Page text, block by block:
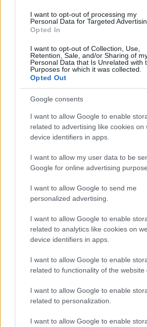
I want to opt-out of processing my
Personal Data for Targeted
Opted In
I want to opt-out of Collection, Use,
Retention, Sale, and/or Sharing of
Personal Data that Is Unrelated with
Purposes for which it was collected.
Opted Out
Google consents
I want to allow Google to enable
related to advertising like cookies on
device identifiers in apps.
I want to allow my user data to be
Google for online advertising
I want to allow Google to send me
personalized advertising.
I want to allow Google to enable
related to analytics like cookies on
device identifiers in apps.
I want to allow Google to enable
related to functionality of the website
I want to allow Google to enable
related to personalization.
I want to allow Google to enable
Szerintem inkább azt fontos látni,
úgy van a tao-val, hogy anélkül a
életképtelen, a hiányától minden
se nőne, a gyerekek nem
tagdíjak megnőnének.”
Felidézte, a tao rendszerét
belőle támogatásként. Kele
nagy telekommunikációs cég
ágazatot. Csakhogy ez a
világválság következtében aztán